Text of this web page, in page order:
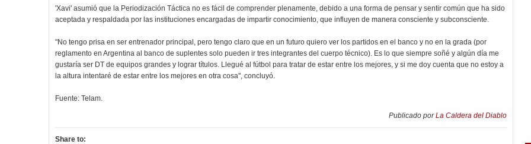
'Xavi' asumió que la Periodización Táctica no es fácil de comprender plenamente, debido a una forma de pensar y sentir común que ha sido
aceptada y respaldada por las instituciones encargadas de impartir conocimiento, que influyen de manera consciente y subconsciente.
"No tengo prisa en ser entrenador principal, pero tengo claro que en un futuro quiero ver los partidos en el banco y no en la grada (por
reglamento en Argentina al banco de suplentes solo pueden ir tres integrantes del cuerpo técnico). Es lo que siempre soñé y algún día me
gustaría ser DT de equipos grandes y lograr títulos. Llegué al fútbol para tratar de estar entre los mejores, y si me doy cuenta que no estoy a
la altura intentaré de estar entre los mejores en otra cosa", concluyó.
Fuente: Telam.
Publicado porLa Caldera del Diablo
Share to: